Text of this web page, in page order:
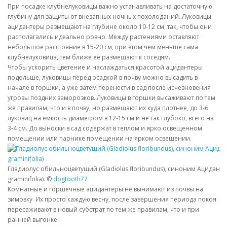
При посадке клубнелуковицы важно устанавливать на достаточную
глубину для защиты от внезапных ночных похолоданий. Луковицы
ацидантеры размещают на глубине около 10-12 см, так, чтобы они
располагались идеально ровно. Между растениями оставляют
небольшое расстояние в 15-20 см, при этом чем меньше сама
клубнелуковица, тем ближе ее размещают к соседям.
Чтобы ускорить цветение и наслаждаться красотой ацидантеры
подольше, луковицы перед осадкой в почву можно высадить в
начале в горшки, а уже затем перенести в сад после исчезновения
угрозы поздних заморозков. Луковицы в горшки высаживают по тем
же правилам, что и в почву, но размещают их куда плотнее, до 3-6
луковиц на емкость диаметром в 12-15 см и не так глубоко, всего на
3-4 см. До выноски в сад содержат в теплом и ярко освещенном
помещении или парнике помещении на ярком освещении.
Гладиолус обильноцветущий (Gladiolus floribundus), синоним
graminifolia). © dogtooth77
Комнатные и горшечные ацидантеры не вынимают из почвы на
зимовку. Их просто каждую весну, после завершения периода покоя
пересаживают в новый субстрат по тем же правилам, что и при
ранней выгонке.